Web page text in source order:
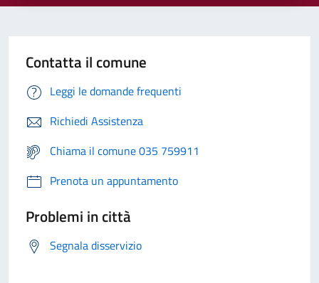
Contatta il comune
Leggi le domande frequenti
Richiedi Assistenza
Chiama il comune 035 759911
Prenota un appuntamento
Problemi in città
Segnala disservizio